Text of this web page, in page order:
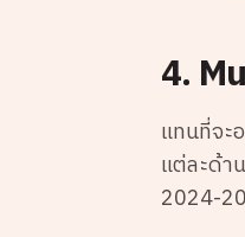
4.
แทนที่จะ
แต่ละด้า
2024-